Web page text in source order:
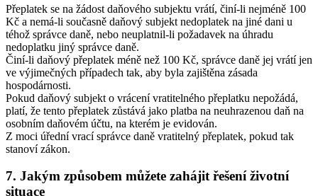
Přeplatek se na žádost daňového subjektu vrátí, činí-li nejméně 100
Kč a nemá-li současně daňový subjekt nedoplatek na jiné dani u
téhož správce daně, nebo neuplatnil-li požadavek na úhradu
nedoplatku jiný správce daně.
Činí-li daňový přeplatek méně než 100 Kč, správce daně jej vrátí jen
ve výjimečných případech tak, aby byla zajištěna zásada
hospodárnosti.
Pokud daňový subjekt o vrácení vratitelného přeplatku nepožádá,
platí, že tento přeplatek zůstává jako platba na neuhrazenou daň na
osobním daňovém účtu, na kterém je evidován.
Z moci úřední vrací správce daně vratitelný přeplatek, pokud tak
stanoví zákon.
7. Jakým způsobem můžete zahájit řešení životní
situace